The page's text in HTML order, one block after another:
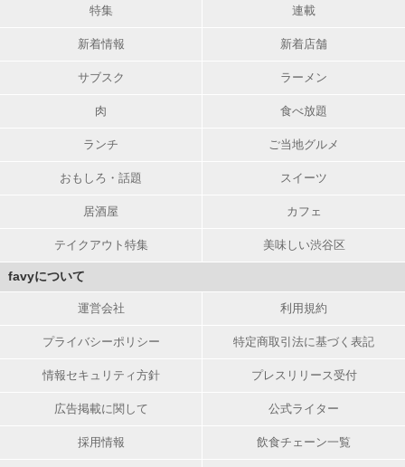
特集 連載
新着情報 新着店舗
サブスク ラーメン
肉 食べ放題
ランチ ご当地グルメ
おもしろ・話題 スイーツ
居酒屋 カフェ
テイクアウト特集 美味しい渋谷区
favyについて
運営会社 利用規約
プライバシーポリシー 特定商取引法に基づく表記
情報セキュリティ方針 プレスリリース受付
広告掲載に関して 公式ライター
採用情報 飲食チェーン一覧